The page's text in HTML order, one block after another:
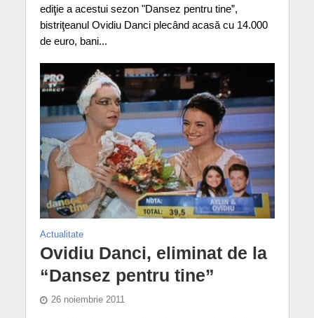
ediţie a acestui sezon "Dansez pentru tine”,
bistriţeanul Ovidiu Danci plecând acasă cu 14.000
de euro, bani...
Actualitate
Ovidiu Danci, eliminat de la
“Dansez pentru tine”
26 noiembrie 2011